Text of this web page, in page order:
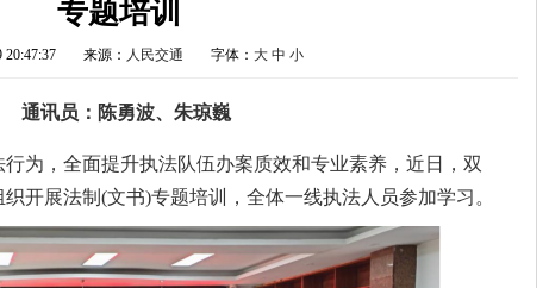
专题培训
20:47:37 来源： 人民交通 字体： 大 中 小
通讯员：陈勇波、朱琼巍
为，全面提升执法队伍办案质效和专业素养，近日，双
开展法制(文书)专题培训，全体一线执法人员参加学习。